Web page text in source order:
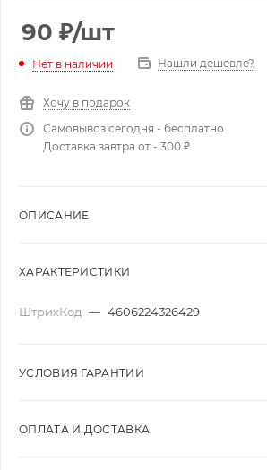
90 ₽/шт
Нет в наличии Нашли дешевле?
Хочу в подарок
Самовывоз сегодня - бесплатно
Доставка завтра от - 300 ₽
ОПИСАНИЕ
ХАРАКТЕРИСТИКИ
ШтрихКод — 4606224326429
УСЛОВИЯ ГАРАНТИИ
ОПЛАТА И ДОСТАВКА